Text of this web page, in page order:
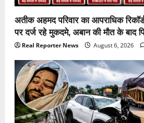
अतीक अहमद परिवार का आपराधिक
पर दर्ज रहे मुकदमे, अबान की मौत के बाद
Real Reporter News August 6, 2026